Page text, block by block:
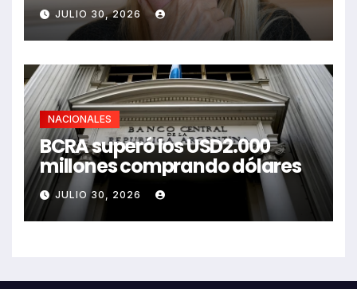
JULIO 30, 2026
NACIONALES
BCRA superó los USD2.000
millones comprando dólares
JULIO 30, 2026